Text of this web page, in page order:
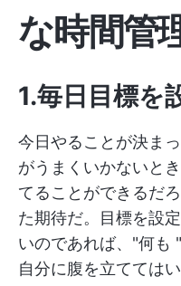
な時間管
1.毎日目標を
今日やることが決ま
がうまくいかないと
てることができるだ
た期待だ。目標を設
いのであれば、"何も
自分に腹を立ててはい